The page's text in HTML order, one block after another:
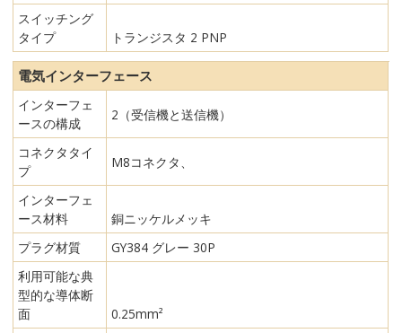
スイッチング
タイプ
トランジスタ 2 PNP
電気インターフェース
インターフェ
ースの構成
2（受信機と送信機）
コネクタタイ
プ
M8コネクタ、
インターフェ
ース材料
銅ニッケルメッキ
プラグ材質
GY384 グレー 30P
利用可能な典
型的な導体断
面
0.25mm²